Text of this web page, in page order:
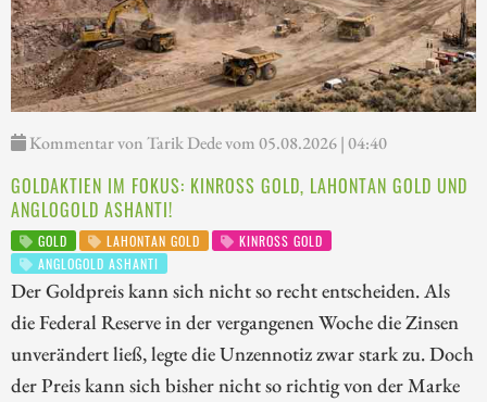
Kommentar von Tarik Dede vom 05.08.2026 | 04:40
GOLDAKTIEN IM FOKUS: KINROSS GOLD, LAHONTAN GOLD UND
ANGLOGOLD ASHANTI!
GOLD LAHONTAN GOLD
KINROSS GOLD
ANGLOGOLD ASHANTI
Der Goldpreis kann sich nicht so recht entscheiden. Als
die Federal Reserve in der vergangenen Woche die Zinsen
unverändert ließ, legte die Unzennotiz zwar stark zu. Doch
der Preis kann sich bisher nicht so richtig von der Marke